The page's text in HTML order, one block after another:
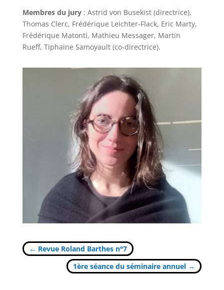
Membres du jury: Astrid von Busekist (directrice),
Thomas Clerc, Frédérique Leichter-Flack, Eric Marty,
Frédérique Matonti, Mathieu Messager, Martin
Rueff, Tiphaine Samoyault (co-directrice).
← Revue Roland Barthes n°7
1ère séance du séminaire annuel →